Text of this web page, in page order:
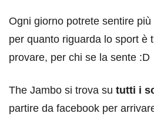
Ogni giorno potrete sentire più
per quanto riguarda lo sport è
provare, per chi se la sente :D
The Jambo si trova su tutti i
partire da facebook per